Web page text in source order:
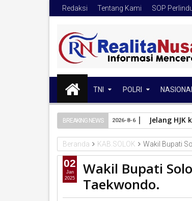
Redaksi Tentang Kami SOP
TNI POLRI
BREAKING NEWS Jelang HJK
2026-8-6
Beranda KAB.SOLOK Wakil Bupati
Wakil Bupati
Taekwondo.
02
Jan
2025